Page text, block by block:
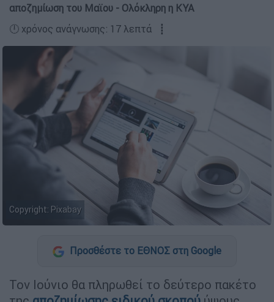
αποζημίωση του Μαϊου - Ολόκληρη η ΚΥΑ
🕛 χρόνος ανάγνωσης: 17 λεπτά ┋
Copyright: Pixabay
Προσθέστε το ΕΘΝΟΣ στη Google
Τον Ιούνιο θα πληρωθεί το δεύτερο πακέτο